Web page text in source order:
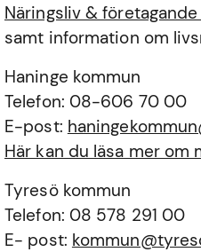
Näringsliv &
samt information om
Haninge kommun
Telefon: 08-606 70 00
E-post:
Här kan du läsa mer
Tyresö kommun
Telefon: 08 578 291 00
E- post: